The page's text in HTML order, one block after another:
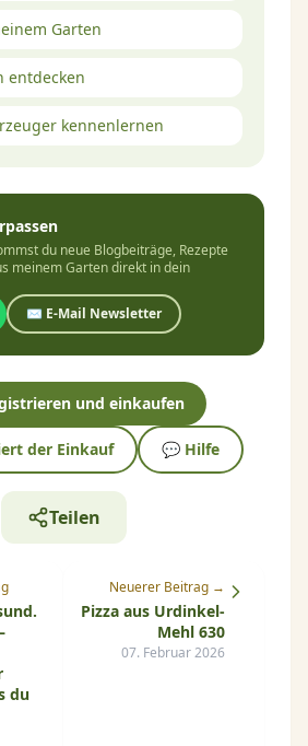
Garten
entdecken
kennenlernen
du neue Blogbeiträge, Rezepte
meinem Garten direkt in dein
✉️ E-Mail Newsletter
und einkaufen
der Einkauf 💬 Hilfe
Teilen
du
Neuerer Beitrag →
Pizza aus Urdinkel-
Mehl 630
07. Februar 2026